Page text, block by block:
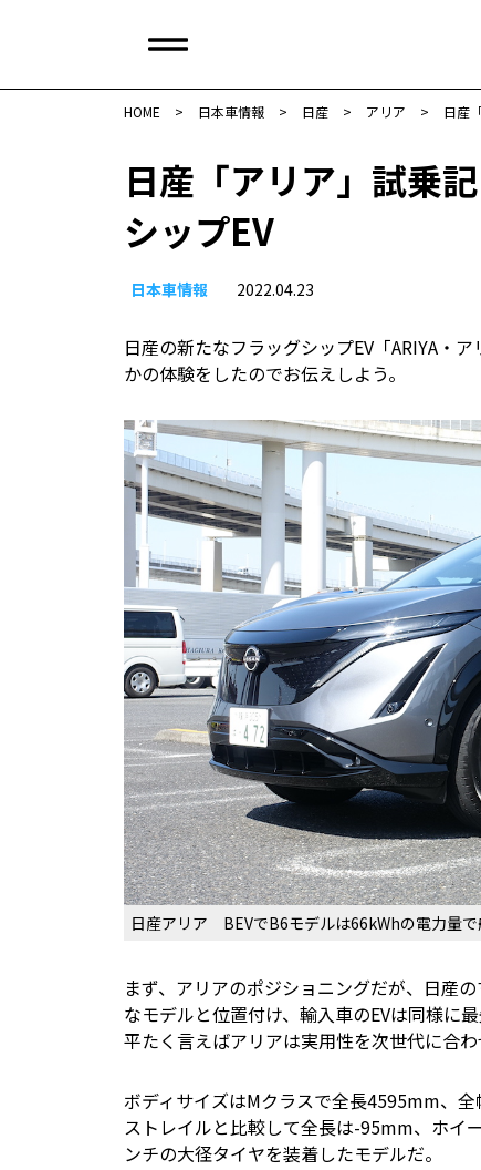
HOME > 日本車情報​ > 日産 > アリア > 日産
日産「アリア」試乗
シップEV
日本車情報​ 2022.04.23
日産の新たなフラッグシップEV「ARIYA・
かの体験をしたのでお伝えしよう。
日産アリア BEVでB6モデルは66kWhの電力量
まず、アリアのポジショニングだが、日産
なモデルと位置付け、輸入車のEVは同様に
平たく言えばアリアは実用性を次世代に合
ボディサイズはMクラスで全長4595mm、
ストレイルと比較して全長は-95mm、ホイ
ンチの大径タイヤを装着したモデルだ。